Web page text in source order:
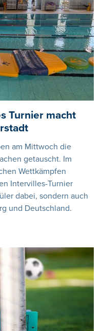
Turnier macht
am Mittwoch die
getauscht. Im
Wettkämpfen
Intervilles-Turnier
dabei, sondern auch
und Deutschland.